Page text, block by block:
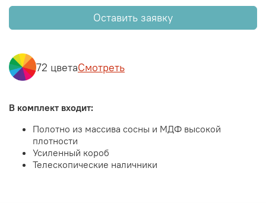
Оставить заявку
72 цветаСмотреть
В комплект входит:
Полотно из массива сосны и МДФ высокой
плотности
Усиленный короб
Телескопические наличники